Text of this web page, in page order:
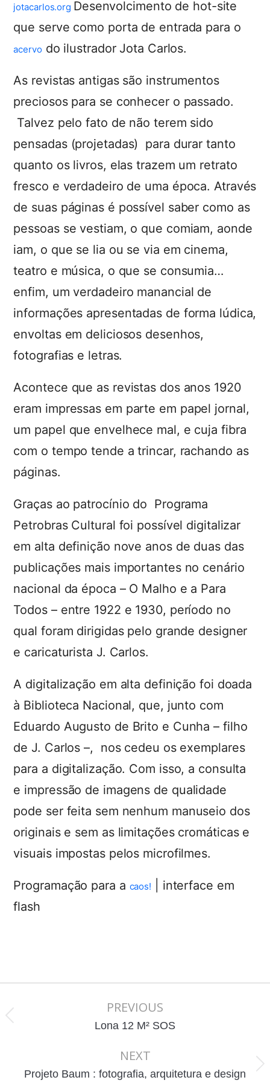
jotacarlos.org Desenvolcimento de hot-site
que serve como porta de entrada para o
acervodo ilustrador Jota Carlos.
As revistas antigas são instrumentos
preciosos para se conhecer o passado.
Talvez pelo fato de não terem sido
pensadas (projetadas) para durar tanto
quanto os livros, elas trazem um retrato
fresco e verdadeiro de uma época. Através
de suas páginas é possível saber como as
pessoas se vestiam, o que comiam, aonde
iam, o que se lia ou se via em cinema,
teatro e música, o que se consumia…
enfim, um verdadeiro manancial de
informações apresentadas de forma lúdica,
envoltas em deliciosos desenhos,
fotografias e letras.
Acontece que as revistas dos anos 1920
eram impressas em parte em papel jornal,
um papel que envelhece mal, e cuja fibra
com o tempo tende a trincar, rachando as
páginas.
Graças ao patrocínio do Programa
Petrobras Cultural foi possível digitalizar
em alta definição nove anos de duas das
publicações mais importantes no cenário
nacional da época – O Malho e a Para
Todos – entre 1922 e 1930, período no
qual foram dirigidas pelo grande designer
e caricaturista J. Carlos.
A digitalização em alta definição foi doada
à Biblioteca Nacional, que, junto com
Eduardo Augusto de Brito e Cunha – filho
de J. Carlos –, nos cedeu os exemplares
para a digitalização. Com isso, a consulta
e impressão de imagens de qualidade
pode ser feita sem nenhum manuseio dos
originais e sem as limitações cromáticas e
visuais impostas pelos microfilmes.
Programação para a caos!
| interface em
flash
Project
PREVIOUS
Previous
Lona 12 M² SOS
NEXT
Next
Projeto Baum : fotografia, arquitetura e design